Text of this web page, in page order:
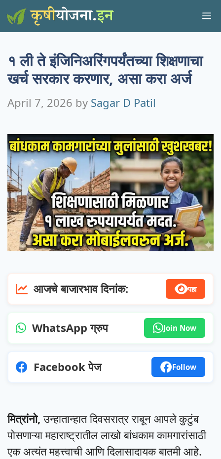
Skip
to
१ ली ते इंजिनिअरिंगपर्यंतच्या शिक्षणाचा
खर्च सरकार करणार, असा करा अर्ज
April 7, 2026 by Sagar D Patil
आजचे बाजारभाव दिनांक: पहा
WhatsApp ग्रुप Join Now
Facebook पेज Follow
मित्रांनो, उन्हातान्हात दिवसरात्र राबून आपले कुटुंब
पोसणाऱ्या महाराष्ट्रातील लाखो बांधकाम कामगारांसाठी
एक अत्यंत महत्त्वाची आणि दिलासादायक बातमी आहे.